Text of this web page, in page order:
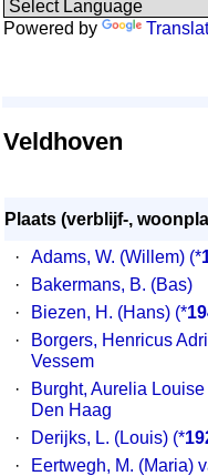
Powered by
Veldhoven
Plaats (verblijf-,
·
Adams, W. (Willem) (*
·
Bakermans, B. (Bas)
·
Biezen, H. (Hans) (*
·
Borgers, Henricus
Vessem
·
Burght, Aurelia
Den Haag
·
Derijks, L. (Louis) (*
·
Eertwegh, M. (Maria)